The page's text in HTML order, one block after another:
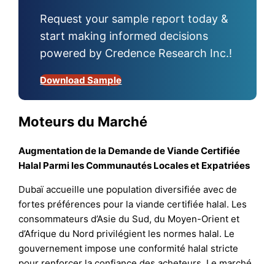
Request your sample report today &
start making informed decisions
powered by Credence Research Inc.!
Download Sample
Moteurs du Marché
Augmentation de la Demande de Viande Certifiée
Halal Parmi les Communautés Locales et Expatriées
Dubaï accueille une population diversifiée avec de
fortes préférences pour la viande certifiée halal. Les
consommateurs d’Asie du Sud, du Moyen-Orient et
d’Afrique du Nord privilégient les normes halal. Le
gouvernement impose une conformité halal stricte